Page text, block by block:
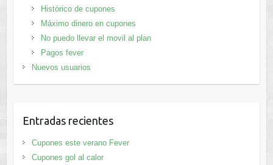
Histórico de cupones
Máximo dinero en cupones
No puedo llevar el movil al plan
Pagos fever
Nuevos usuarios
Entradas recientes
Cupones este verano Fever
Cupones gol al calor